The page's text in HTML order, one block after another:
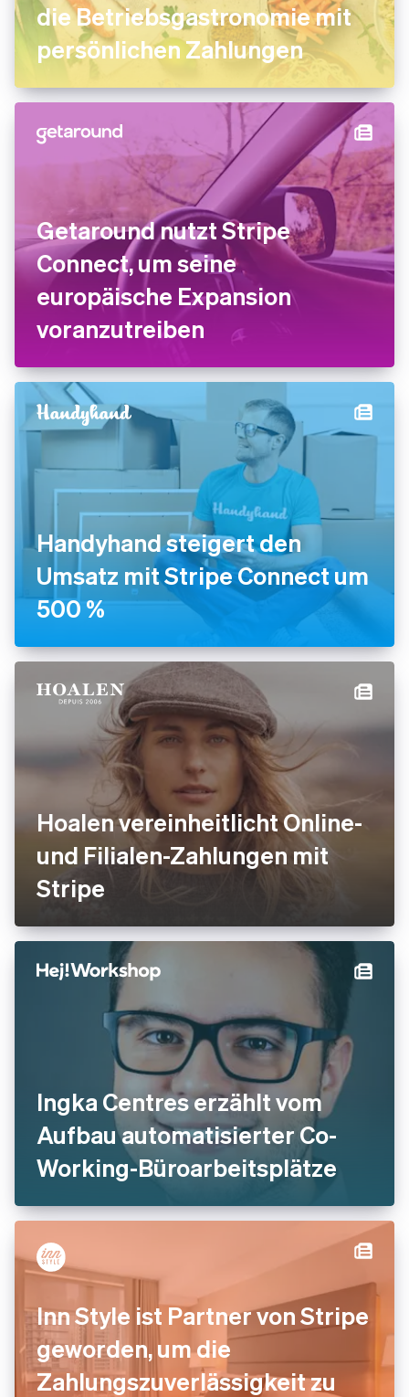
die Betriebsgastronomie mit
persönlichen Zahlungen
Getaround nutzt Stripe
Connect, um seine
europäische Expansion
voranzutreiben
Handyhand steigert den
Umsatz mit Stripe Connect um
500 %
Hoalen vereinheitlicht Online-
und Filialen-Zahlungen mit
Stripe
Ingka Centres erzählt vom
Aufbau automatisierter Co-
Working-Büroarbeitsplätze
Inn Style ist Partner von Stripe
geworden, um die
Zahlungszuverlässigkeit zu